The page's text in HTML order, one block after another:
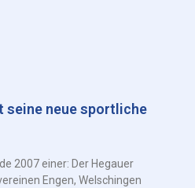
seine neue sportliche
2007 einer: Der Hegauer
Engen, Welschingen